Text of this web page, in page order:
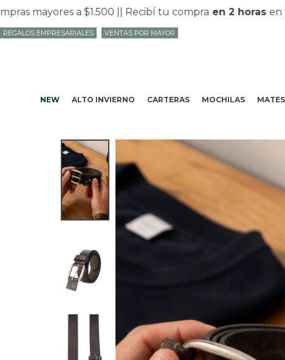
mayores a $1.500 || Recibí tu compraen 2 horasen Mvd
NEW ALTO INVIERNO CARTERAS MOCHILAS
REGALOS EMPRESARIALES VENTAS POR MAYOR